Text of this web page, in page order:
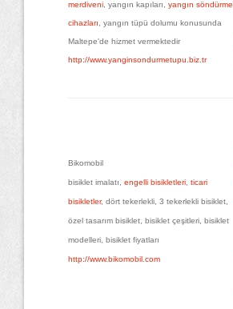
merdiveni, yangın kapıları, yangın söndürme
cihazları , yangın tüpü dolumu konusunda
Maltepe'de hizmet vermektedir
http://www.yanginsondurmetupu.biz.tr
Bikomobil
bisiklet imalatı, engelli bisikletleri, ticari
bisikletler, dört tekerlekli, 3 tekerlekli bisiklet,
özel tasarım bisiklet, bisiklet çeşitleri, bisiklet
modelleri, bisiklet fiyatları
http://www.bikomobil.com